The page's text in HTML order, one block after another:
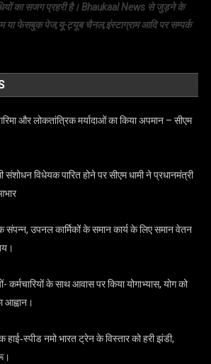
का सजग प्रहरी है। Bhaukaal News से जुड़ने के
या फेसबुक पेज,यू-ट्यूब चैनल,इंस्टाग्राम आदि पर सम्पर्क
और लोकतांत्रिक मर्यादाओं का किया अपमान – सीएम
विधेयक पारित होने पर सीएम धामी ने प्रधानमंत्री
संपन्न, उपनल कार्मिकों के समान कार्य के लिए समान वेतन
कर्मचारियों के साथ आवास पर किया योगाभ्यास, योग को
आह्वान।
नमो भारत ट्रेन के विस्तार को हरी झंडी,